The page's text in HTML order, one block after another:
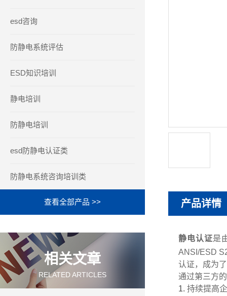
esd咨询
防静电系统评估
ESD知识培训
静电培训
防静电培训
esd防静电认证类
防静电系统咨询培训类
查看全部产品 >>
相关文章
RELATED ARTICLES
产品详情
静电认证是
ANSI/ESD
认证，成为
通过第三方
1. 持续提高